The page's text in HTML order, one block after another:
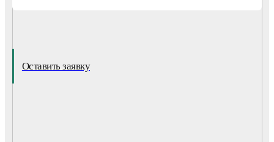
Оставить заявку